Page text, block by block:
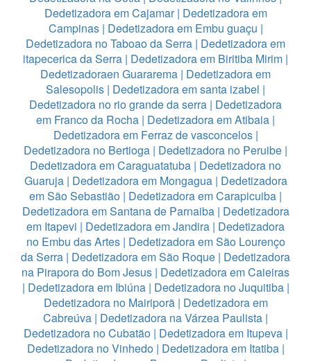
Dedetizadora em Cajamar| Dedetizadora em
Campinas| Dedetizadora em Embu guaçu |
Dedetizadora no Taboao da Serra | Dedetizadora em
itapecerica da Serra | Dedetizadora em Biritiba Mirim |
Dedetizadoraen Guararema | Dedetizadora em
Salesopolis | Dedetizadora em santa izabel |
Dedetizadora no rio grande da serra | Dedetizadora
em Franco da Rocha | Dedetizadora em Atibaia |
Dedetizadora em Ferraz de vasconcelos|
Dedetizadora no Bertioga | Dedetizadora no Peruibe |
Dedetizadora em Caraguatatuba | Dedetizadora no
Guaruja| Dedetizadora em Mongagua| Dedetizadora
em São Sebastião | Dedetizadora em Carapicuiba |
Dedetizadora em Santana de Parnaiba| Dedetizadora
em Itapevi | Dedetizadora em Jandira | Dedetizadora
no Embu das Artes| Dedetizadora em São Lourenço
da Serra | Dedetizadora em São Roque | Dedetizadora
na Pirapora do Bom Jesus | Dedetizadora em Caieiras
| Dedetizadora em Ibiúna| Dedetizadora no Juquitiba|
Dedetizadora no Mairiporã| Dedetizadora em
Cabreúva | Dedetizadora na Várzea Paulista |
Dedetizadora no Cubatão| Dedetizadora em Itupeva|
Dedetizadora no Vinhedo| Dedetizadora em Itatiba|